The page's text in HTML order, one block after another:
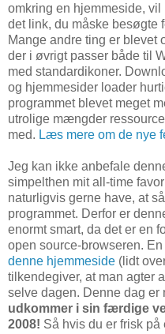
omkring en hjemmeside,
det link, du måske besøgte
Mange andre ting er blevet
der i øvrigt passer både til
med standardikoner.
og hjemmesider loader
programmet blevet meget
utrolige mængder
med. Læs mere om de nye
Jeg kan ikke anbefale
simpelthen mit all-time
naturligvis gerne have, at
programmet. Derfor er
enormt smart, da det er en
open source-browseren.
denne hjemmeside (lidt
tilkendegiver, at man agter
selve dagen. Denne dag er
udkommer i sin færdige
2008! Så hvis du er frisk